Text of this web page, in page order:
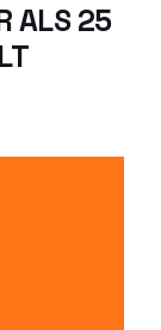
ALS 25